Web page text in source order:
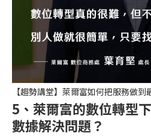
【趨勢講堂】萊爾富如何把服務做到
5、 萊爾富的數位轉型
數據解決問題？